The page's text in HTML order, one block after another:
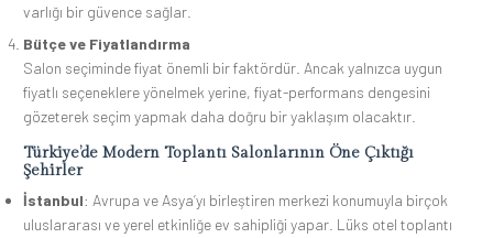
varlığı bir güvence sağlar.
Bütçe ve Fiyatlandırma
Salon seçiminde fiyat önemli bir faktördür. Ancak yalnızca uygun
fiyatlı seçeneklere yönelmek yerine, fiyat-performans dengesini
gözeterek seçim yapmak daha doğru bir yaklaşım olacaktır.
Türkiye’de Modern Toplantı Salonlarının Öne Çıktığı
Şehirler
İstanbul: Avrupa ve Asya’yı birleştiren merkezi konumuyla birçok
uluslararası ve yerel etkinliğe ev sahipliği yapar. Lüks otel toplantı